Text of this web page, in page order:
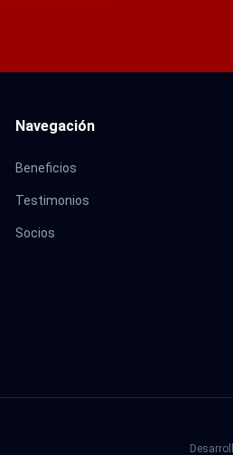
Navegación
Beneficios
Testimonios
Socios